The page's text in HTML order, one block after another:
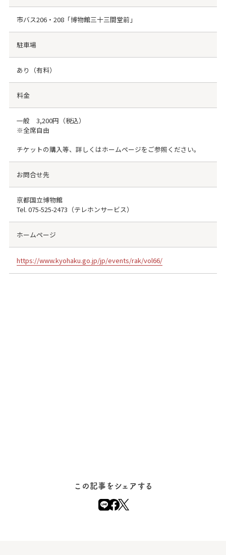
市バス206・208「博物館三十三間堂前」
駐車場
あり（有料）
料金
一般 3,200円（税込）
※全席自由
チケットの購入等、詳しくはホームページをご参照ください。
お問合せ先
京都国立博物館
Tel. 075-525-2473 （テレホンサービス）
ホームページ
https://www.kyohaku.go.jp/jp/events/rak/vol66/
この記事をシェアする